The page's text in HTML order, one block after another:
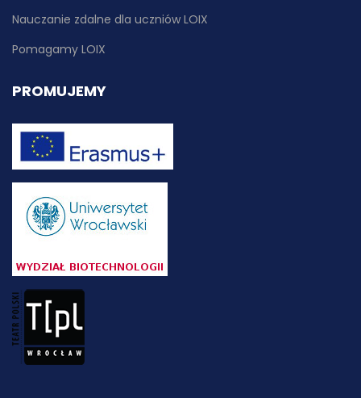
Nauczanie zdalne dla uczniów LOIX
Pomagamy LOIX
PROMUJEMY